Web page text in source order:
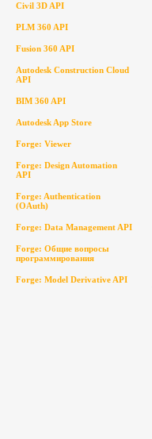
Civil 3D API
PLM 360 API
Fusion 360 API
Autodesk Construction Cloud
API
BIM 360 API
Autodesk App Store
Forge: Viewer
Forge: Design Automation
API
Forge: Authentication
(OAuth)
Forge: Data Management API
Forge: Общие вопросы
программирования
Forge: Model Derivative API